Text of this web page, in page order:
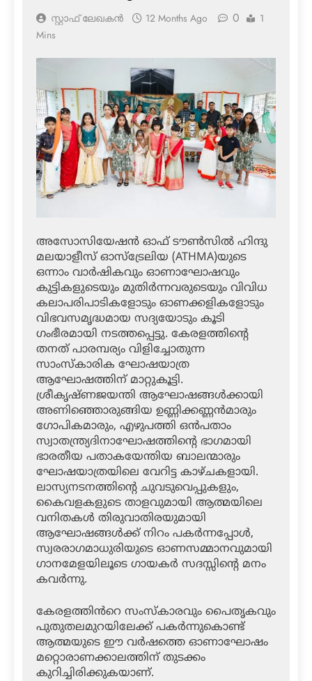
സ്റ്റാഫ് ലേഖകൻ 12 Months Ago 0
1
Mins
അസോസിയേഷൻ ഓഫ് ടൗൺസിൽ ഹിന്ദു
മലയാളീസ് ഓസ്ട്രേലിയ (ATHMA)യുടെ
ഒന്നാം വാർഷികവും ഓണാഘോഷവും
കുട്ടികളുടെയും മുതിർന്നവരുടെയും വിവിധ
കലാപരിപാടികളോടും ഓണക്കളികളോടും
വിഭവസമൃദ്ധമായ സദ്യയോടും കൂടി
ഗംഭീരമായി നടത്തപ്പെട്ടു. കേരളത്തിൻ്റെ
തനത് പാരമ്പര്യം വിളിച്ചോതുന്ന
സാംസ്കാരിക ഘോഷയാത്ര
ആഘോഷത്തിന് മാറ്റുകൂട്ടി.
ശ്രീകൃഷ്ണജയന്തി ആഘോഷങ്ങൾക്കായി
അണിഞ്ഞൊരുങ്ങിയ ഉണ്ണിക്കണ്ണൻമാരും
ഗോപികമാരും, എഴുപത്തി ഒൻപതാം
സ്വാതന്ത്ര്യദിനാഘോഷത്തിന്റെ ഭാഗമായി
ഭാരതീയ പതാകയേന്തിയ ബാലന്മാരും
ഘോഷയാത്രയിലെ വേറിട്ട കാഴ്ചകളായി.
ലാസ്യനടനത്തിന്റെ ചുവടുവെപ്പുകളും,
കൈവളകളുടെ താളവുമായി ആത്മയിലെ
വനിതകൾ തിരുവാതിരയുമായി
ആഘോഷങ്ങൾക്ക് നിറം പകർന്നപ്പോൾ,
സ്വരരാഗമാധുരിയുടെ ഓണസമ്മാനവുമായി
ഗാനമേളയിലൂടെ ഗായകർ സദസ്സിൻ്റെ മനം
കവർന്നു.
കേരളത്തിൻറെ സംസ്കാരവും പൈതൃകവും
പുതുതലമുറയിലേക്ക് പകർന്നുകൊണ്ട്
ആത്മയുടെ ഈ വർഷത്തെ ഓണാഘോഷം
മറ്റൊരാണക്കാലത്തിന് തുടക്കം
കുറിച്ചിരിക്കുകയാണ്.